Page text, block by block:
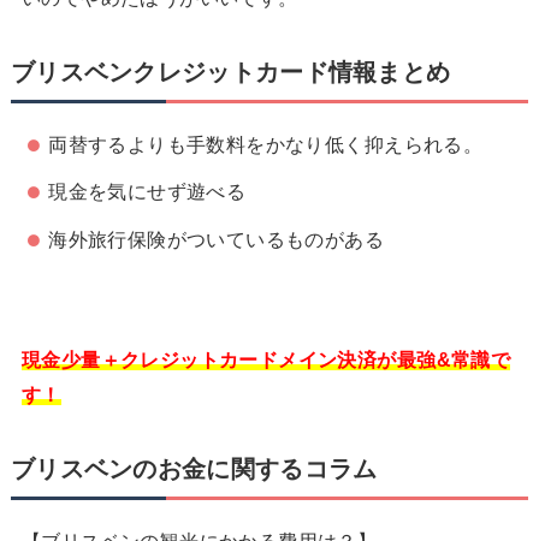
ブリスベンクレジットカード情報まとめ
両替するよりも手数料をかなり低く抑えられる。
現金を気にせず遊べる
海外旅行保険がついているものがある
現金少量＋クレジットカードメイン決済が最強&常識で
す！
ブリスベンのお金に関するコラム